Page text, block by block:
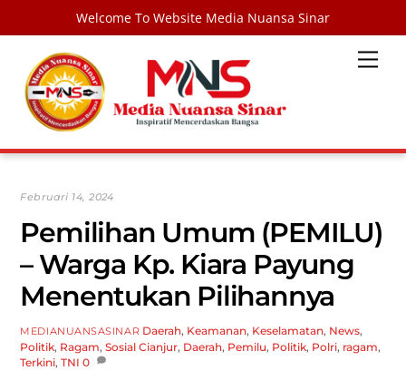
Welcome To Website Media Nuansa Sinar
content
Februari 14, 2024
Pemilihan Umum (PEMILU)
– Warga Kp. Kiara Payung
Menentukan Pilihannya
MEDIANUANSASINAR Daerah, Keamanan, Keselamatan, News,
Politik, Ragam,Sosial Cianjur, Daerah, Pemilu, Politik, Polri, ragam,
Terkini,TNI 0